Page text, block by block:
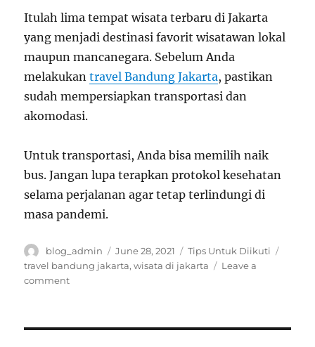
Itulah lima tempat wisata terbaru di Jakarta
yang menjadi destinasi favorit wisatawan lokal
maupun mancanegara. Sebelum Anda
melakukantravel Bandung Jakarta, pastikan
sudah mempersiapkan transportasi dan
akomodasi.
Untuk transportasi, Anda bisa memilih naik
bus. Jangan lupa terapkan protokol kesehatan
selama perjalanan agar tetap terlindungi di
masa pandemi.
Author
blog_admin
Posted
on
June 28, 2021 Categories
Tips Untuk Diikuti
travel bandung jakarta,wisata di jakarta
Leave a
commenton